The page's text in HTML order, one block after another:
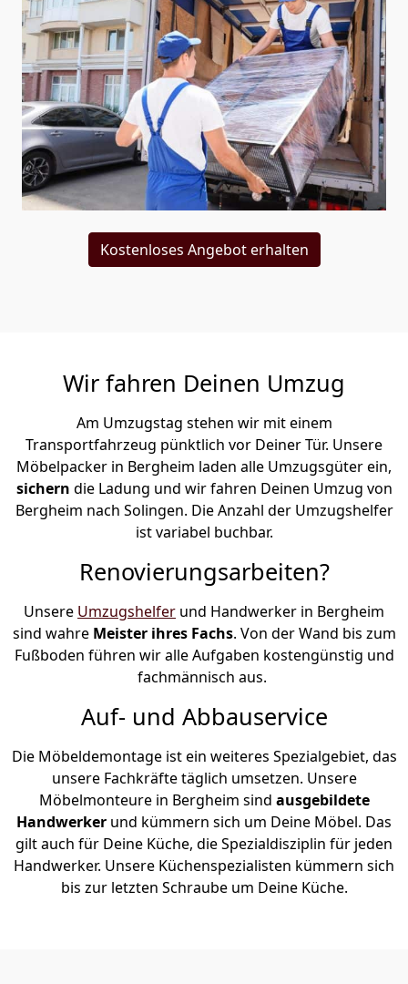
Kostenloses Angebot erhalten
Wir fahren Deinen Umzug
Am Umzugstag stehen wir mit einem
Transportfahrzeug pünktlich vor Deiner Tür. Unsere
Möbelpacker in Bergheim laden alle Umzugsgüter ein,
sichern die Ladung und wir fahren Deinen Umzug von
Bergheim nach Solingen. Die Anzahl der Umzugshelfer
ist variabel buchbar.
Renovierungsarbeiten?
Unsere Umzugshelfer und Handwerker in Bergheim
sind wahre Meister ihres Fachs. Von der Wand bis zum
Fußboden führen wir alle Aufgaben kostengünstig und
fachmännisch aus.
Auf- und Abbauservice
Die Möbeldemontage ist ein weiteres Spezialgebiet, das
unsere Fachkräfte täglich umsetzen. Unsere
Möbelmonteure in Bergheim sind ausgebildete
Handwerker und kümmern sich um Deine Möbel. Das
gilt auch für Deine Küche, die Spezialdisziplin für jeden
Handwerker. Unsere Küchenspezialisten kümmern sich
bis zur letzten Schraube um Deine Küche.